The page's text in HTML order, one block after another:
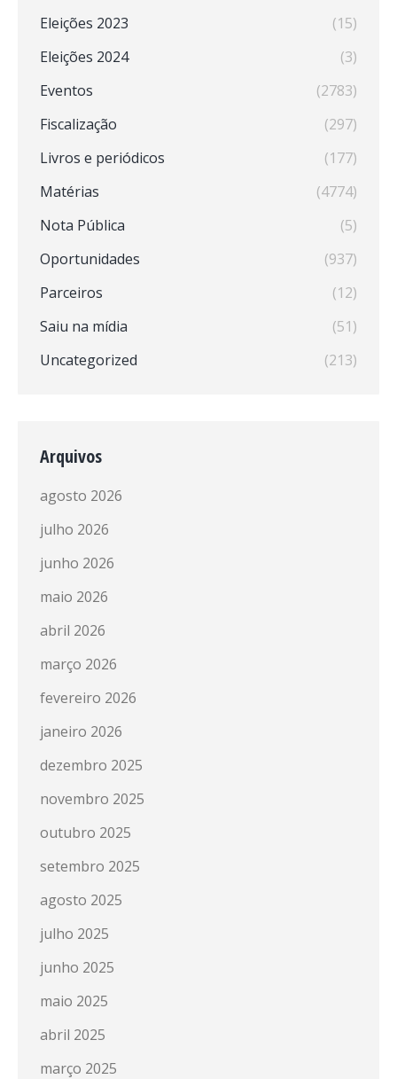
Eleições 2023
(15)
Eleições 2024
(3)
Eventos
(2783)
Fiscalização
(297)
Livros e periódicos
(177)
Matérias
(4774)
Nota Pública
(5)
Oportunidades
(937)
Parceiros
(12)
Saiu na mídia
(51)
Uncategorized
(213)
Arquivos
agosto 2026
julho 2026
junho 2026
maio 2026
abril 2026
março 2026
fevereiro 2026
janeiro 2026
dezembro 2025
novembro 2025
outubro 2025
setembro 2025
agosto 2025
julho 2025
junho 2025
maio 2025
abril 2025
março 2025